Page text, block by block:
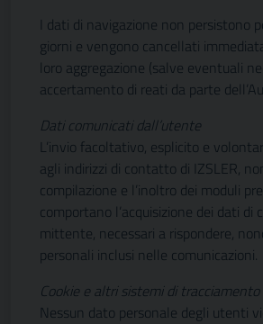
I dati di navigazione non persistono
giorni e vengono cancellati
loro aggregazione (salve eventuali
accertamento di reati da parte
Dati comunicati dall’utente
L’invio facoltativo, esplicito e
agli indirizzi di contatto di IZSLER,
compilazione e l’inoltro dei moduli
comportano l’acquisizione dei dati di
mittente, necessari a rispondere,
personali inclusi nelle comunicazioni.
Cookie e altri sistemi di tracciamento
Nessun dato personale degli utenti